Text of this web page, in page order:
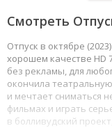
Смотреть
Отпуск в октябре
хорошем качестве HD
без рекламы, для
окончила театральную
и мечтает сниматься
фильмах и играть
в болливудский